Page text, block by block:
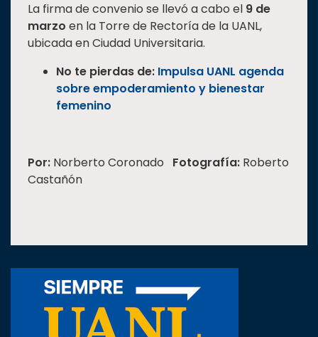
La firma de convenio se llevó a cabo el 9 de
marzo en la Torre de Rectoría de la UANL,
ubicada en Ciudad Universitaria.
No te pierdas de: Impulsa UANL agenda
sobre empoderamiento y bienestar
femenino
Por: Norberto Coronado Fotografía: Roberto
Castañón